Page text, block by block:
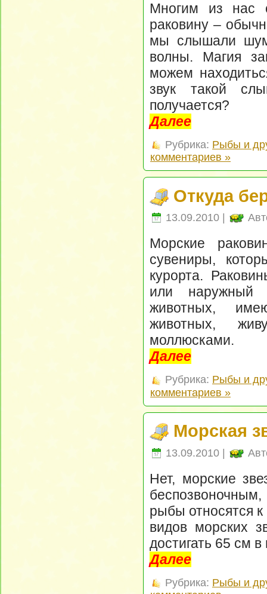
Многим из нас
раковину –
мы слышали
волны. Магия
можем
звук такой
получается?
Далее
Рубрика: Рыбы и
комментариев »
Откуда
13.09.2010 |
Морские
сувениры,
курорта.
или наружный
животных,
животных,
моллюсками.
Далее
Рубрика: Рыбы и
комментариев »
Морская
13.09.2010 |
Нет, морские
беспозвоночным,
рыбы относятся
видов морских
достигать 65 см
Далее
Рубрика: Рыбы и